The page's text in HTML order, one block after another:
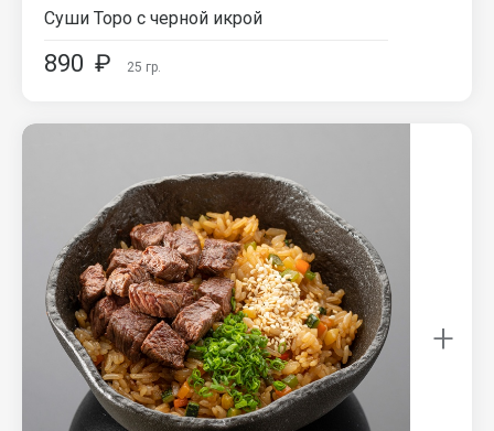
Суши Торо с черной икрой
890 ₽ 25 гр.
+